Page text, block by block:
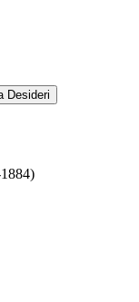
Desideri